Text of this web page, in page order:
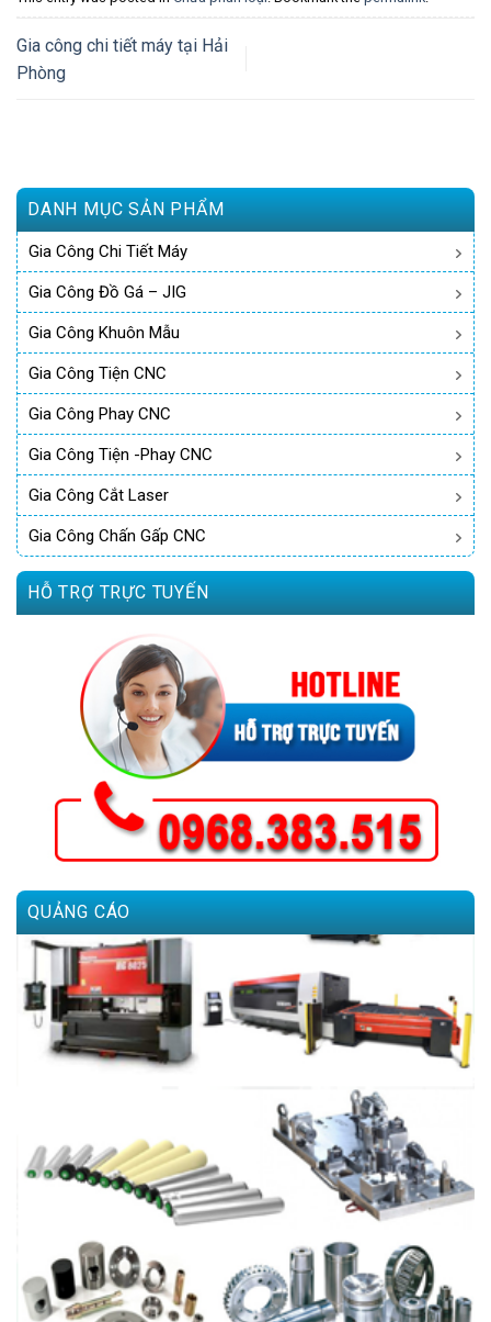
Gia công chi tiết máy tại Hải
Phòng
DANH MỤC SẢN PHẨM
Gia Công Chi Tiết Máy
Gia Công Đồ Gá – JIG
Gia Công Khuôn Mẫu
Gia Công Tiện CNC
Gia Công Phay CNC
Gia Công Tiện -phay CNC
Gia Công Cắt Laser
Gia Công Chấn Gấp CNC
HỖ TRỢ TRỰC TUYẾN
QUẢNG CÁO